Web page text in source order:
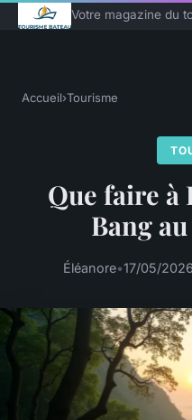
Votre magazine du
Accueil›Tourisme
Que faire à
Bang
Éléanore•17/05/